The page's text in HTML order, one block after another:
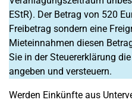
EStR). Der Betrag von 520
Freibetrag sondern eine
Mieteinnahmen diesen
Sie in der Steuererklärung
angeben und versteuern.
Werden Einkünfte aus